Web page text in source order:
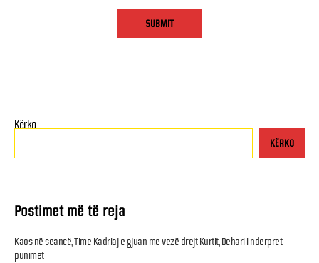
Kërko
KËRKO
Postimet më të reja
Kaos në seancë, Time Kadriaj e gjuan me vezë drejt Kurtit, Dehari i nderpret
punimet